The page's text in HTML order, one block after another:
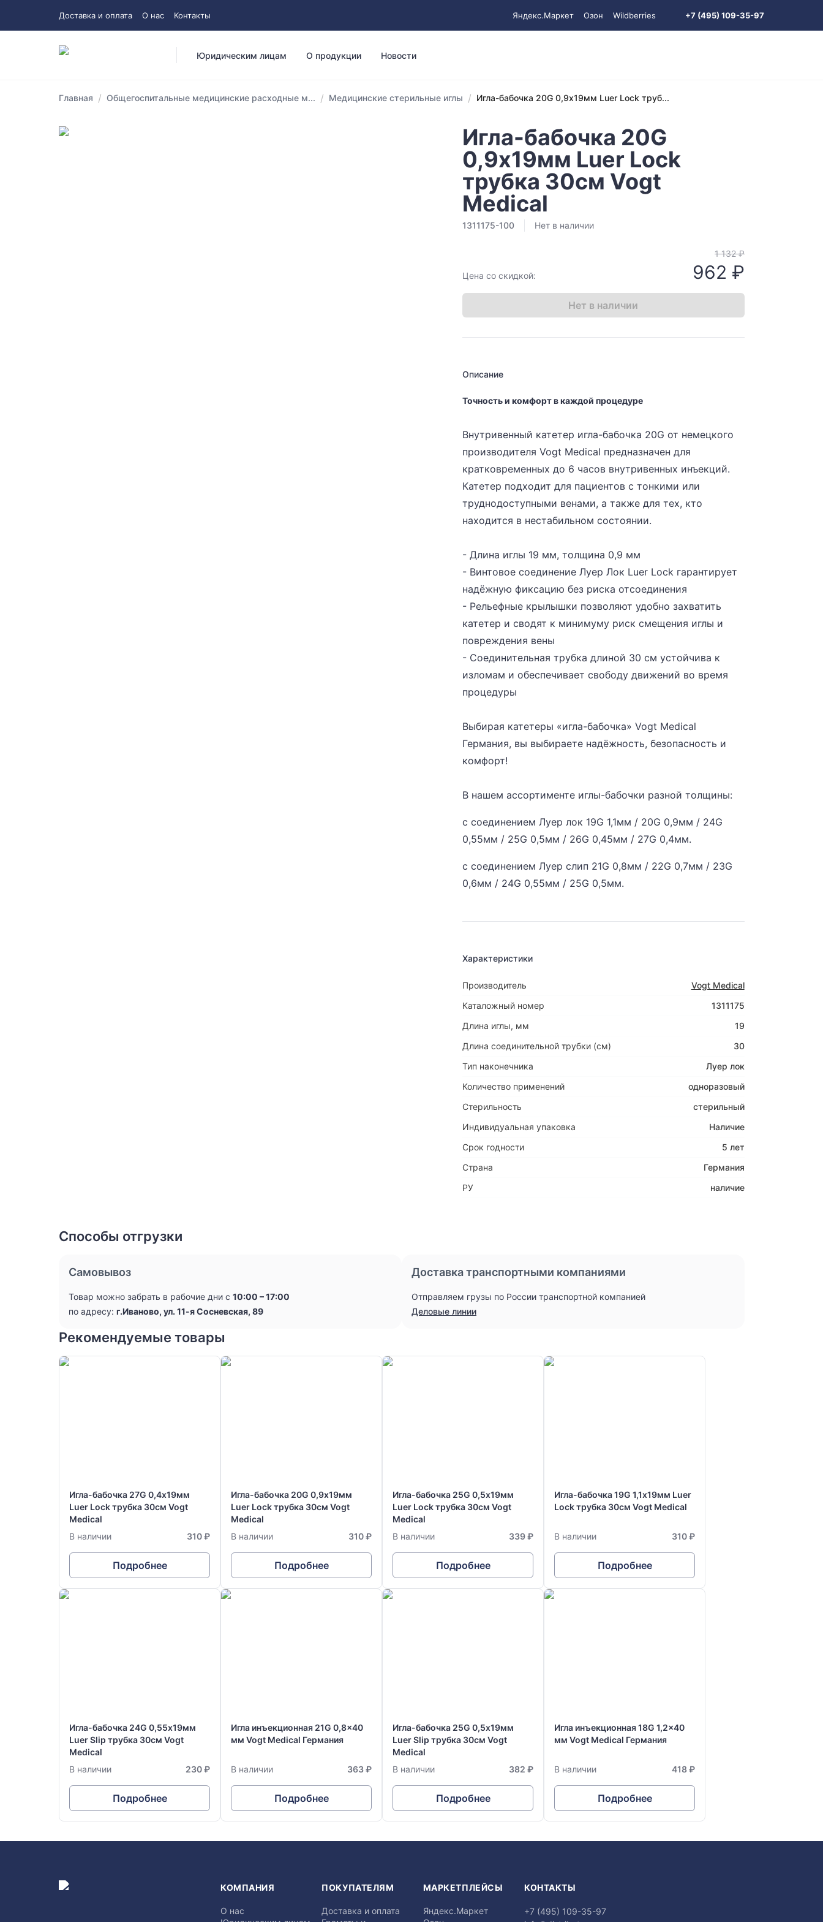
Доставка и оплата О нас Контакты Яндекс.Маркет Озон Wildberries +7 (495) 109-35-97
Юридическим лицам О продукции Новости
Главная / Общегоспитальные медицинские расходные м... / Медицинские стерильные иглы / Игла-бабочка 20G 0,9х19мм Luer Lock труб...
Игла-бабочка 20G
0,9х19мм Luer Lock
трубка 30см Vogt
Medical
1311175-100 Нет в наличии
Цена со скидкой:
1 132 ₽
962 ₽
Нет в наличии
Описание
Точность и комфорт в каждой процедуре
Внутривенный катетер игла-бабочка 20G от немецкого
производителя Vogt Medical предназначен для
кратковременных до 6 часов внутривенных инъекций.
Катетер подходит для пациентов с тонкими или
труднодоступными венами, а также для тех, кто
находится в нестабильном состоянии.
- Длина иглы 19 мм, толщина 0,9 мм
- Винтовое соединение Луер Лок Luer Lock гарантирует
надёжную фиксацию без риска отсоединения
- Рельефные крылышки позволяют удобно захватить
катетер и сводят к минимуму риск смещения иглы и
повреждения вены
- Соединительная трубка длиной 30 см устойчива к
изломам и обеспечивает свободу движений во время
процедуры
Выбирая катетеры «игла-бабочка» Vogt Medical
Германия, вы выбираете надёжность, безопасность и
комфорт!
В нашем ассортименте иглы-бабочки разной толщины:
с соединением Луер лок 19G 1,1мм / 20G 0,9мм / 24G
0,55мм / 25G 0,5мм / 26G 0,45мм / 27G 0,4мм.
с соединением Луер слип 21G 0,8мм / 22G 0,7мм / 23G
0,6мм / 24G 0,55мм / 25G 0,5мм.
Характеристики
Производитель
Vogt Medical
Каталожный номер
1311175
Длина иглы, мм
19
Длина соединительной трубки (см)
30
Тип наконечника
Луер лок
Количество применений
одноразовый
Стерильность
стерильный
Индивидуальная упаковка
Наличие
Срок годности
5 лет
Страна
Германия
РУ
наличие
Способы отгрузки
Самовывоз
Товар можно забрать в рабочие дни с 10:00 – 17:00
по адресу: г.Иваново, ул. 11-я Сосневская, 89
Доставка транспортными компаниями
Отправляем грузы по России транспортной компанией
Деловые линии
Рекомендуемые товары
Игла-бабочка 27G 0,4х19мм
Luer Lock трубка 30см Vogt
Medical
В наличии
310 ₽
Подробнее
Игла-бабочка 20G 0,9х19мм
Luer Lock трубка 30см Vogt
Medical
В наличии
310 ₽
Подробнее
Игла-бабочка 25G 0,5х19мм
Luer Lock трубка 30см Vogt
Medical
В наличии
339 ₽
Подробнее
Игла-бабочка 19G 1,1х19мм Luer
Lock трубка 30см Vogt Medical
В наличии 310 ₽
Подробнее
Игла-бабочка 24G 0,55х19мм
Luer Slip трубка 30см Vogt
Medical
В наличии
230 ₽
Подробнее
Игла инъекционная 21G 0,8x40
мм Vogt Medical Германия
В наличии 363 ₽
Подробнее
Игла-бабочка 25G 0,5х19мм
Luer Slip трубка 30см Vogt
Medical
В наличии
382 ₽
Подробнее
Игла инъекционная 18G 1,2x40
мм Vogt Medical Германия
В наличии 418 ₽
Подробнее
КОМПАНИЯ
О нас
ПОКУПАТЕЛЯМ
Доставка и оплата
МАРКЕТПЛЕЙСЫ
Яндекс.Маркет
КОНТАКТЫ
+7 (495) 109-35-97